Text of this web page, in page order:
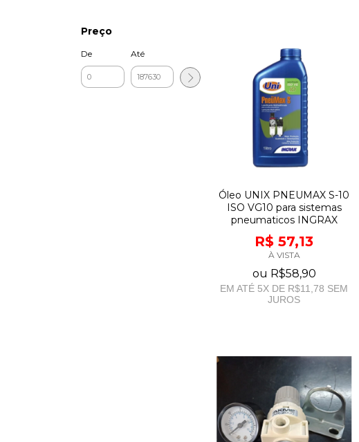
Preço
De Até
Óleo UNIX PNEUMAX S-10
ISO VG10 para sistemas
pneumaticos INGRAX
R$ 57,13
À VISTA
ou R$58,90
EM ATÉ 5X DE R$11,78 SEM
JUROS